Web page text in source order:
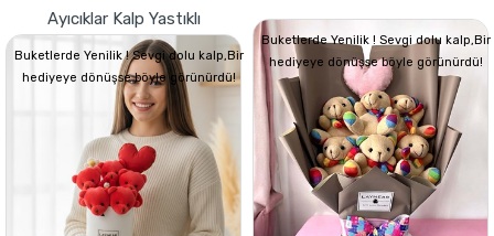
Ayıcıklar Kalp Yastıklı
Buketlerde Yenilik ! Sevgi dolu kalp,Bir
hediyeye dönüşse böyle görünürdü!
Buketlerde Yenilik ! Sevgi dolu kalp,Bir
hediyeye dönüşse böyle görünürdü!